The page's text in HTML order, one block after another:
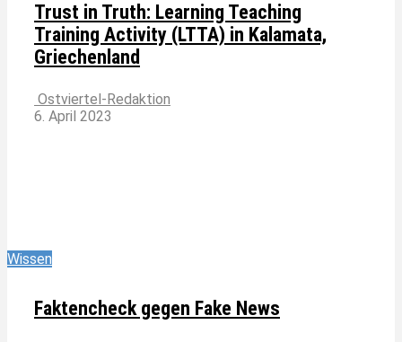
Trust in Truth: Learning Teaching
Training Activity (LTTA) in Kalamata,
Griechenland
Ostviertel-Redaktion
6. April 2023
Wissen
Faktencheck gegen Fake News